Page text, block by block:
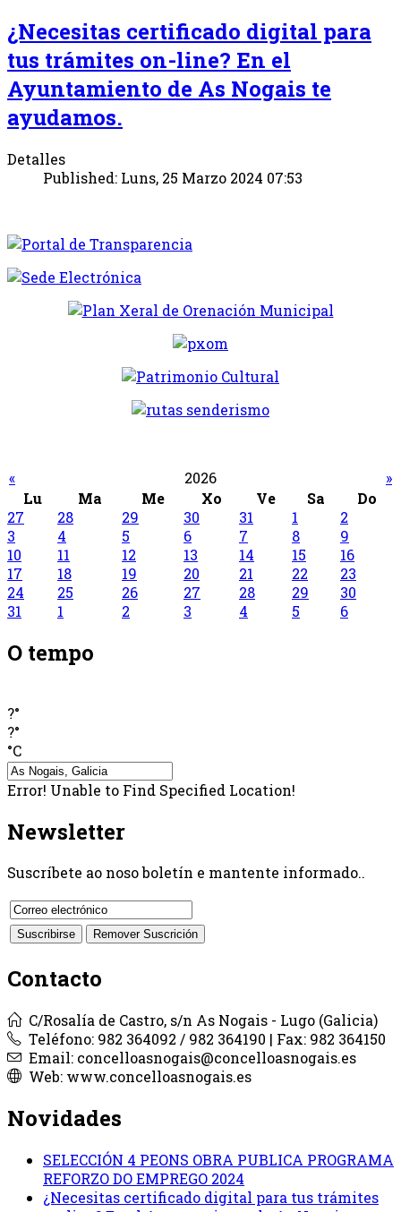
¿Necesitas certificado digital para
tus trámites on-line? En el
Ayuntamiento de As Nogais te
ayudamos.
Detalles
Published: Luns, 25 Marzo 2024 07:53
« 2026
»
Lu
Ma Me Xo Ve Sa
Do
27
28 29 30 31 1
2
3
4 5 6 7 8
9
10
11 12 13 14 15
16
17
18 19 20 21 22
23
24
25 26 27 28 29
30
31
1 2 3 4 5 6
O tempo
?°
?°
°C
Error! Unable to Find Specified Location!
Newsletter
Suscríbete ao noso boletín e mantente informado..
Contacto
C/Rosalía de Castro, s/n As Nogais - Lugo (Galicia)
Teléfono: 982 364092 / 982 364190 | Fax: 982 364150
Email: concelloasnogais@concelloasnogais.es
Web: www.concelloasnogais.es
Novidades
SELECCIÓN 4 PEONS OBRA PUBLICA PROGRAMA
REFORZO DO EMPREGO 2024
¿Necesitas certificado digital para tus trámites